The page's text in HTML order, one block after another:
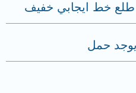
طلع خط ايجابي خفيف